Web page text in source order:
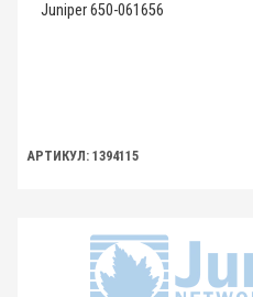
Juniper 650-061656
АРТИКУЛ: 1394115